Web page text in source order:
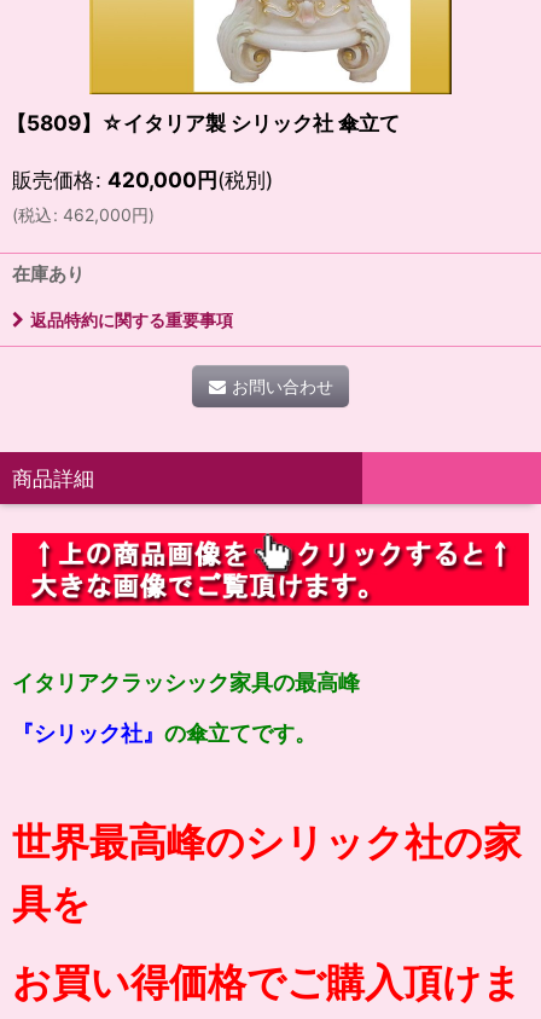
【5809】☆イタリア製 シリック社 傘立て
販売価格: 420,000円(税別)
(税込: 462,000円)
在庫あり
返品特約に関する重要事項
お問い合わせ
商品詳細
イタリアクラッシック家具の最高峰
『シリック社』 の傘立てです。
世界最高峰のシリック社の家
具を
お買い得価格でご購入頂けま